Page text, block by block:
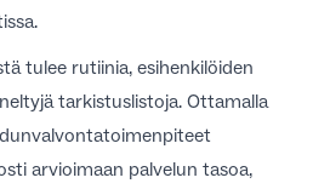
tulee rutiinia, esihenkilöiden
tarkistuslistoja. Ottamalla
arvioimaan palvelun tasoa,